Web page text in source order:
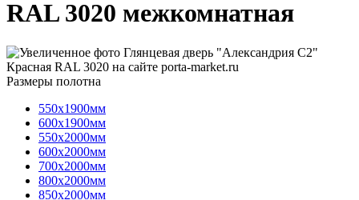
RAL 3020 межкомнатная
Размеры полотна
550х1900мм
600х1900мм
550х2000мм
600х2000мм
700х2000мм
800х2000мм
850х2000мм